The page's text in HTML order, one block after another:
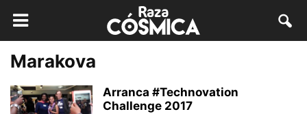
Marakova
Arranca #Technovation
Challenge 2017